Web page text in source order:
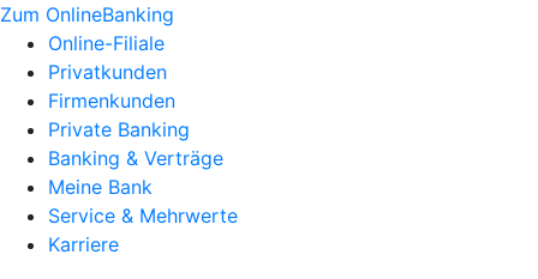
Zum OnlineBanking
Online-Filiale
Privatkunden
Firmenkunden
Private Banking
Banking & Verträge
Meine Bank
Service & Mehrwerte
Karriere